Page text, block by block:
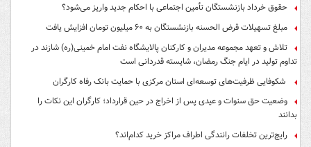
حقوق خرداد بازنشستگان تأمین اجتماعی با احکام جدید واریز می‌شود؟
مبلغ تسهیلات قرض الحسنه بازنشستگان به ۶۰ میلیون تومان افزایش یافت
تلاش و تعهد مجموعه مدیران و کارکنان پالایشگاه نفت امام خمینی(ره) شازند در
تداوم تولید در ایام جنگ رمضان، شایسته قدردانی است
شکوفایی ظرفیت‌های توسعه‌ای استان مرکزی با حمایت بانک رفاه کارگران
وضعیت حق سنوات و عیدی پس از اخراج در حین قرارداد؛ کارگران این نکات را
بدانند
رایج‌ترین تخلفات رانندگی اطراف مراکز خرید کدام‌اند؟